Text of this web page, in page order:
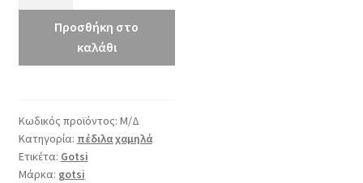
Προσθήκη στο
καλάθι
Κωδικός προϊόντος: Μ/Δ
Κατηγορία: πέδιλα χαμηλά
Ετικέτα: Gotsi
Μάρκα: gotsi